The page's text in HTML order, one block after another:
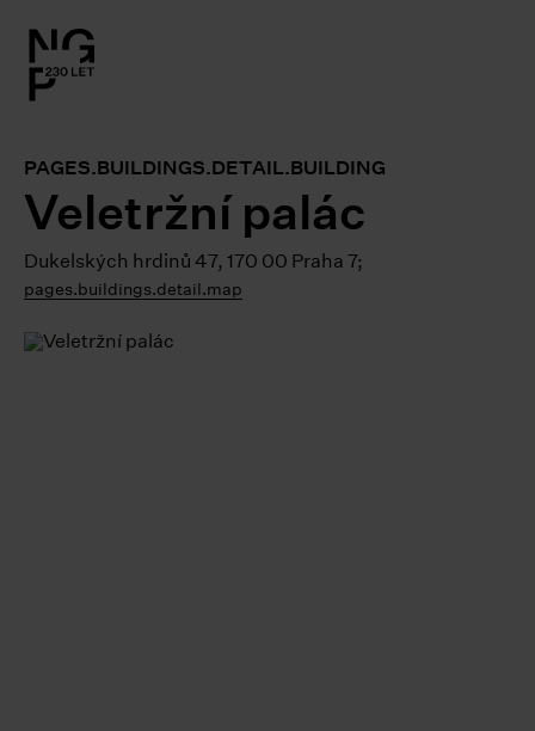
PAGES.BUILDINGS.DETAIL.BUILDING
Veletržní palác
Dukelských hrdinů 47, 170 00 Praha 7;
pages.buildings.detail.map